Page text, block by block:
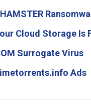
Cloud Storage Is
Surrogate Virus
Ads